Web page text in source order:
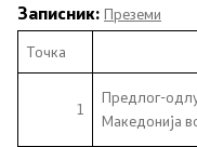
Национални
Записник: Преземи
Точка
1
Предлог-
Македонија